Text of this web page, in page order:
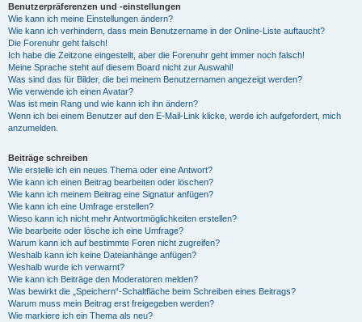
Benutzerpräferenzen und -einstellungen
Wie kann ich meine Einstellungen ändern?
Wie kann ich verhindern, dass mein Benutzername in der Online-Liste auftaucht?
Die Forenuhr geht falsch!
Ich habe die Zeitzone eingestellt, aber die Forenuhr geht immer noch falsch!
Meine Sprache steht auf diesem Board nicht zur Auswahl!
Was sind das für Bilder, die bei meinem Benutzernamen angezeigt werden?
Wie verwende ich einen Avatar?
Was ist mein Rang und wie kann ich ihn ändern?
Wenn ich bei einem Benutzer auf den E-Mail-Link klicke, werde ich aufgefordert, mich
anzumelden.
Beiträge schreiben
Wie erstelle ich ein neues Thema oder eine Antwort?
Wie kann ich einen Beitrag bearbeiten oder löschen?
Wie kann ich meinem Beitrag eine Signatur anfügen?
Wie kann ich eine Umfrage erstellen?
Wieso kann ich nicht mehr Antwortmöglichkeiten erstellen?
Wie bearbeite oder lösche ich eine Umfrage?
Warum kann ich auf bestimmte Foren nicht zugreifen?
Weshalb kann ich keine Dateianhänge anfügen?
Weshalb wurde ich verwarnt?
Wie kann ich Beiträge den Moderatoren melden?
Was bewirkt die „Speichern“-Schaltfläche beim Schreiben eines Beitrags?
Warum muss mein Beitrag erst freigegeben werden?
Wie markiere ich ein Thema als neu?